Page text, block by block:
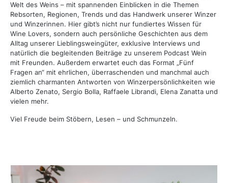
Welt des Weins – mit spannenden Einblicken in die Themen
Rebsorten, Regionen, Trends und das Handwerk unserer Winzer
und Winzerinnen. Hier gibt’s nicht nur fundiertes Wissen für
Wine Lovers, sondern auch persönliche Geschichten aus dem
Alltag unserer Lieblingsweingüter, exklusive Interviews und
natürlich die begleitenden Beiträge zu unserem Podcast Wein
mit Freunden. Außerdem erwartet euch das Format „Fünf
Fragen an“ mit ehrlichen, überraschenden und manchmal auch
ziemlich charmanten Antworten von Winzerpersönlichkeiten wie
Alberto Zenato, Sergio Bolla, Raffaele Librandi, Elena Zanatta und
vielen mehr.
Viel Freude beim Stöbern, Lesen – und Schmunzeln.